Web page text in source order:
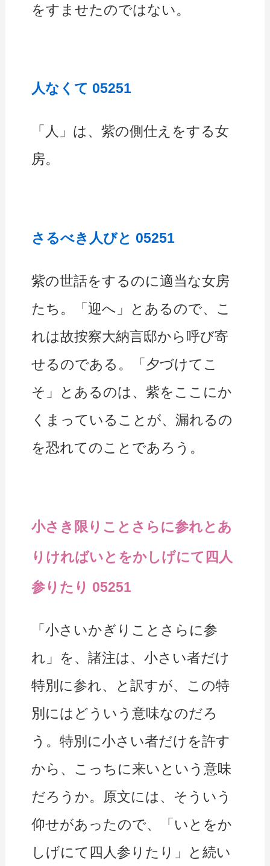
をすませたのではない。
人なくて 05251
「人」は、紫の側仕えをする女
房。
さるべき人びと 05251
紫の世話をするのに適当な女房
たち。「迎へ」とあるので、こ
れは故按察大納言邸から呼び寄
せるのである。「夕づけてこ
そ」とあるのは、紫をここにか
くまっていることが、漏れるの
を恐れてのことであろう。
小さき限りことさらに参れとあ
りければいとをかしげにて四人
参りたり 05251
「小さいかぎりことさらに参
れ」を、諸注は、小さい者だけ
特別に参れ、と訳すが、この特
別にはどういう意味なのだろ
う。特別に小さい者だけを許す
から、こっちに来いという意味
だろうか。原文には、そういう
仰せがあったので、「いとをか
しげにて四人参りたり」と続い